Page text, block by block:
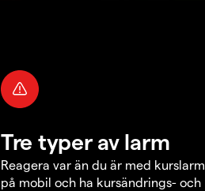
Tre typer av larm
Reagera var än du är med kurslarm
på mobil och ha kursändrings- och